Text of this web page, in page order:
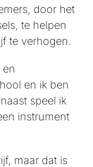
door het
te helpen
te verhogen.
en ik ben
speel ik
instrument
maar dat is